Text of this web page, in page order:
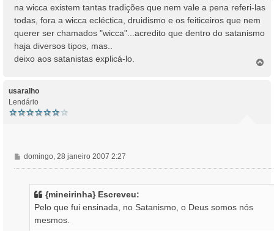
na wicca existem tantas tradições que nem vale a pena referi-las
todas, fora a wicca ecléctica, druidismo e os feiticeiros que nem
querer ser chamados "wicca"...acredito que dentro do satanismo
haja diversos tipos, mas..
deixo aos satanistas explicá-lo.
usaralho
Lendário
M
e
domingo, 28 janeiro 2007 2:27
{mineirinha} Escreveu:
Pelo que fui ensinada, no Satanismo, o Deus somos nós
mesmos.